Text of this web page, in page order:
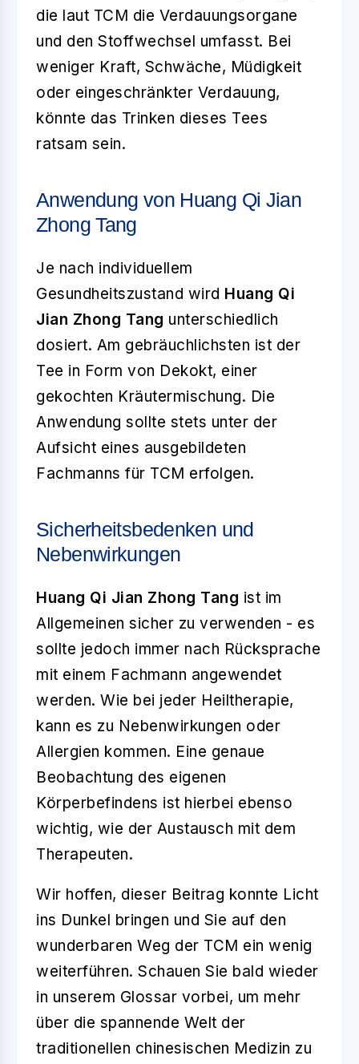
die laut TCM die Verdauungsorgane
und den Stoffwechsel umfasst. Bei
weniger Kraft, Schwäche, Müdigkeit
oder eingeschränkter Verdauung,
könnte das Trinken dieses Tees
ratsam sein.
Anwendung von Huang Qi Jian
Zhong Tang
Je nach individuellem
Gesundheitszustand wird Huang Qi
Jian Zhong Tang unterschiedlich
dosiert. Am gebräuchlichsten ist der
Tee in Form von Dekokt, einer
gekochten Kräutermischung. Die
Anwendung sollte stets unter der
Aufsicht eines ausgebildeten
Fachmanns für TCM erfolgen.
Sicherheitsbedenken und
Nebenwirkungen
Huang Qi Jian Zhong Tang ist im
Allgemeinen sicher zu verwenden - es
sollte jedoch immer nach Rücksprache
mit einem Fachmann angewendet
werden. Wie bei jeder Heiltherapie,
kann es zu Nebenwirkungen oder
Allergien kommen. Eine genaue
Beobachtung des eigenen
Körperbefindens ist hierbei ebenso
wichtig, wie der Austausch mit dem
Therapeuten.
Wir hoffen, dieser Beitrag konnte Licht
ins Dunkel bringen und Sie auf den
wunderbaren Weg der TCM ein wenig
weiterführen. Schauen Sie bald wieder
in unserem Glossar vorbei, um mehr
über die spannende Welt der
traditionellen chinesischen Medizin zu